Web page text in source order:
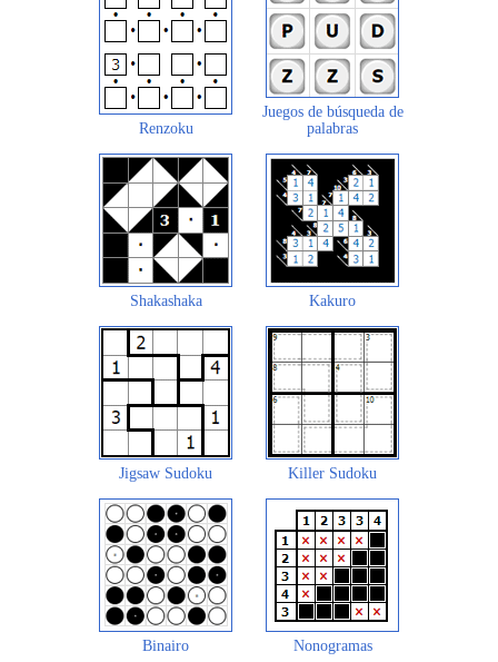
Renzoku
Juegos de búsqueda de
palabras
Shakashaka Kakuro
Jigsaw Sudoku Killer Sudoku
Binairo Nonogramas